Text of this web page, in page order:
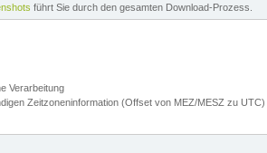
führt Sie durch den gesamten Download-Prozess.
Verarbeitung
Zeitzoneninformation (Offset von MEZ/MESZ zu UTC)